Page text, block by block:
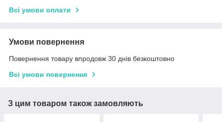
Всі умови оплати
Умови повернення
Повернення товару впродовж 30 днів безкоштовно
Всі умови повернення
З цим товаром також замовляють